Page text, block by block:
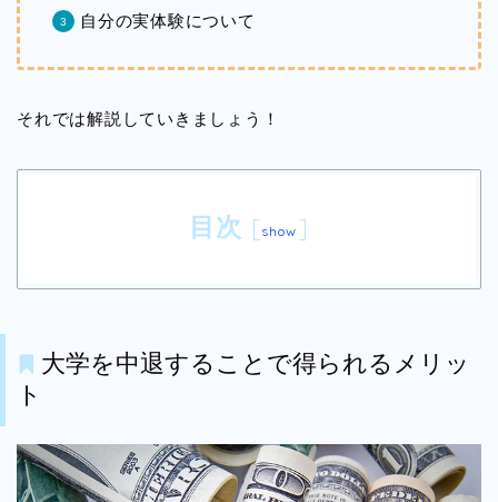
自分の実体験について
それでは解説していきましょう！
目次 [show ]
大学を中退することで得られるメリッ
ト